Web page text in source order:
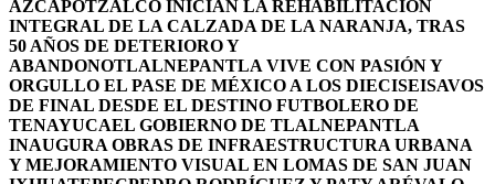
AZCAPOTZALCO INICIAN LA REHABILITACIÓN
INTEGRAL DE LA CALZADA DE LA NARANJA, TRAS
50 AÑOS DE DETERIORO Y
ABANDONOTLALNEPANTLA VIVE CON PASIÓN Y
ORGULLO EL PASE DE MÉXICO A LOS DIECISEISAVOS
DE FINAL DESDE EL DESTINO FUTBOLERO DE
TENAYUCAEL GOBIERNO DE TLALNEPANTLA
INAUGURA OBRAS DE INFRAESTRUCTURA URBANA
Y MEJORAMIENTO VISUAL EN LOMAS DE SAN JUAN